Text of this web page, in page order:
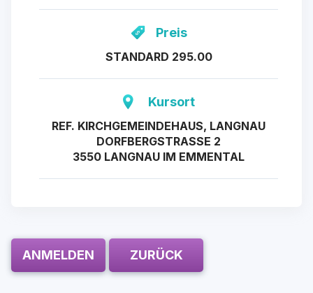
Preis
STANDARD 295.00
Kursort
REF. KIRCHGEMEINDEHAUS, LANGNAU
DORFBERGSTRASSE 2
3550 LANGNAU IM EMMENTAL
ANMELDEN ZURÜCK